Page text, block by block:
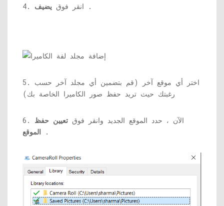
4. انقر فوق يضيف .
5. اختر أي موقع آخر (قم بتضمين أي مجلد آخر حسب
رغبتك حيث تريد حفظ صور الكاميرا الخاصة بك)
6. الآن ، حدد الموقع الجديد وانقر فوق تعيين حفظ
الموقع .